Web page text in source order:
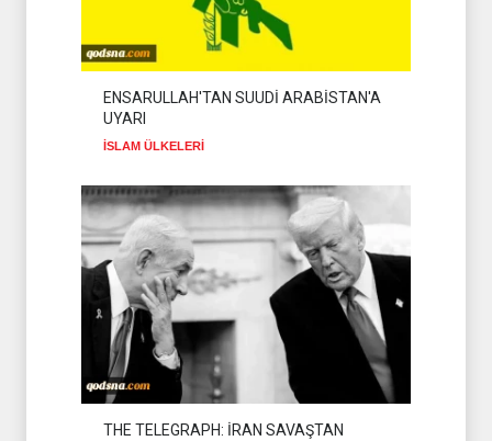
ENSARULLAH'TAN SUUDİ ARABİSTAN'A
UYARI
İSLAM ÜLKELERİ
THE TELEGRAPH: İRAN SAVAŞTAN